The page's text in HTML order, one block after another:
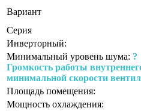
Вариант
Серия
Инверторный:
Минимальный уровень шума: ?
Громкость работы
минимальной скорости
Площадь помещения:
Мощность охлаждения: